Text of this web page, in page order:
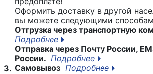
Оформить доставку в другой
вы можете следующими
Отгрузка через транспортную
Подробнее
Отправка через Почту России,
России. Подробнее
3. Самовывоз Подробнее